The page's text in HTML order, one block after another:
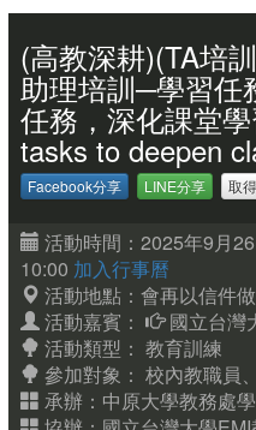
(高教深耕)(TA培
助理培訓─學習任
任務，深化課堂
tasks to deepen
Facebook分享 LINE分享 取
活動時間：2025年9月
10:00 加入行事曆
活動地點：會再以信件
活動嘉賓：
國立台灣
活動類型： 教育訓練
參加對象： 校內教職員
承辦：中原大學教務處